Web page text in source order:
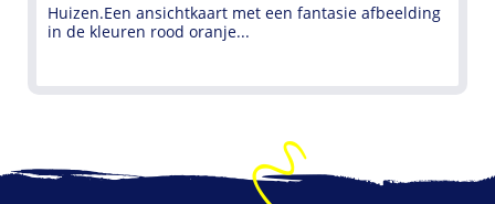
Huizen.Een ansichtkaart met een fantasie afbeelding
in de kleuren rood oranje...